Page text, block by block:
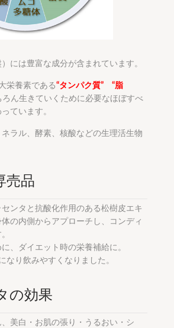
には豊富な成分が含まれています。
栄養素である“タンパク質” “脂
ろん生きていくために必要なほぼすべ
ています。
ラル、酵素、核酸などの生理活生物
売品
ンタと抗酸化作用のある松樹皮エキ
の内側からアプローチし、コンディ
、ダイエット時の栄養補給に。
なり飲みやすくなりました。
の効果
美白・お肌の張り・うるおい・シ